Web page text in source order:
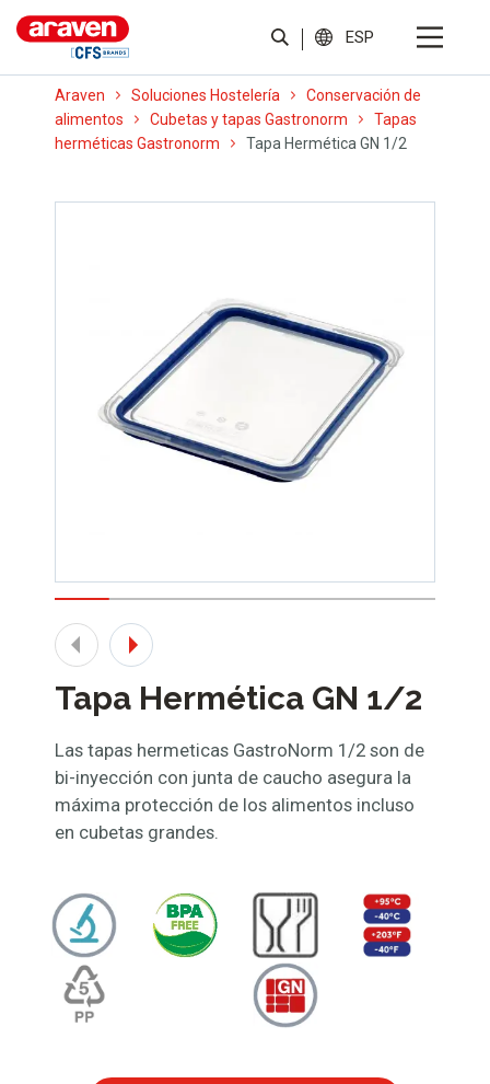
ESP
Araven Soluciones Hostelería
Conservación de
alimentos
Cubetas y tapas Gastronorm
Tapas
herméticas Gastronorm
Tapa Hermética GN 1/2
Tapa Hermética GN 1/2
Las tapas hermeticas GastroNorm 1/2 son de
bi-inyección con junta de caucho asegura la
máxima protección de los alimentos incluso
en cubetas grandes.